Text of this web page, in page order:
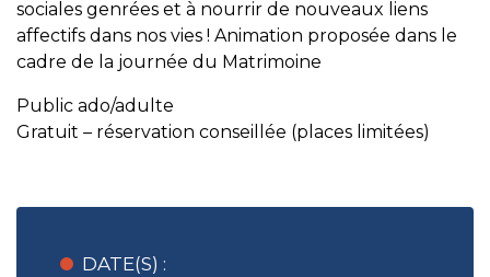
sociales genrées et à nourrir de nouveaux liens
affectifs dans nos vies ! Animation proposée dans le
cadre de la journée du Matrimoine
Public ado/adulte
Gratuit – réservation conseillée (places limitées)
DATE(S) :